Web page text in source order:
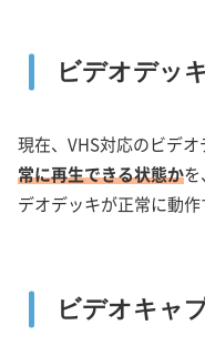
ビデオデッ
現在、VHS対応のビデ
常に再生できる状態か
デオデッキが正常に動作
ビデオキャ